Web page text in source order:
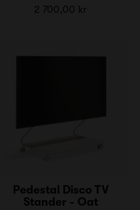
2 700,00 kr
Pedestal Disco TV
Stander - Oat